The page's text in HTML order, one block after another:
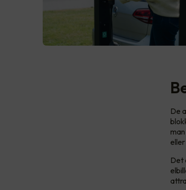
De
Det